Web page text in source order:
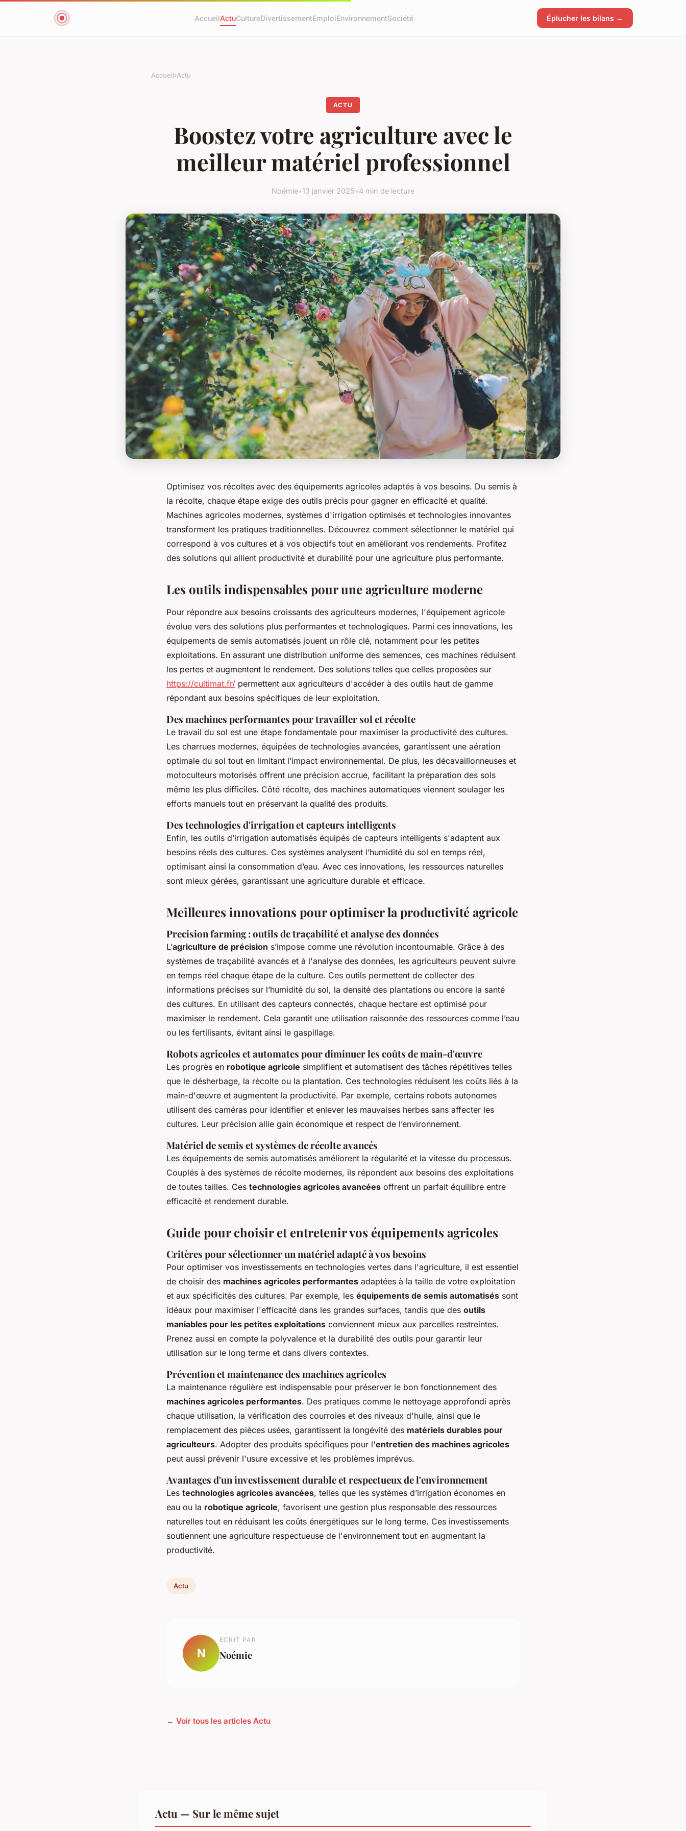
AccueilActuCultureDivertissementEmploiEnvironnementSociété Éplucher les bilans →
Accueil›Actu
ACTU
Boostez votre agriculture avec le
meilleur matériel professionnel
Noémie•13 janvier 2025•4 min de lecture
Optimisez vos récoltes avec des équipements agricoles adaptés à vos besoins. Du semis à
la récolte, chaque étape exige des outils précis pour gagner en efficacité et qualité.
Machines agricoles modernes, systèmes d'irrigation optimisés et technologies innovantes
transforment les pratiques traditionnelles. Découvrez comment sélectionner le matériel qui
correspond à vos cultures et à vos objectifs tout en améliorant vos rendements. Profitez
des solutions qui allient productivité et durabilité pour une agriculture plus performante.
Les outils indispensables pour une agriculture moderne
Pour répondre aux besoins croissants des agriculteurs modernes, l'équipement agricole
évolue vers des solutions plus performantes et technologiques. Parmi ces innovations, les
équipements de semis automatisés jouent un rôle clé, notamment pour les petites
exploitations. En assurant une distribution uniforme des semences, ces machines réduisent
les pertes et augmentent le rendement. Des solutions telles que celles proposées sur
https://cultimat.fr/ permettent aux agriculteurs d'accéder à des outils haut de gamme
répondant aux besoins spécifiques de leur exploitation.
Des machines performantes pour travailler sol et récolte
Le travail du sol est une étape fondamentale pour maximiser la productivité des cultures.
Les charrues modernes, équipées de technologies avancées, garantissent une aération
optimale du sol tout en limitant l’impact environnemental. De plus, les décavaillonneuses et
motoculteurs motorisés offrent une précision accrue, facilitant la préparation des sols
même les plus difficiles. Côté récolte, des machines automatiques viennent soulager les
efforts manuels tout en préservant la qualité des produits.
Des technologies d'irrigation et capteurs intelligents
Enfin, les outils d’irrigation automatisés équipés de capteurs intelligents s'adaptent aux
besoins réels des cultures. Ces systèmes analysent l’humidité du sol en temps réel,
optimisant ainsi la consommation d’eau. Avec ces innovations, les ressources naturelles
sont mieux gérées, garantissant une agriculture durable et efficace.
Meilleures innovations pour optimiser la productivité agricole
Precision farming : outils de traçabilité et analyse des données
L’agriculture de précision s’impose comme une révolution incontournable. Grâce à des
systèmes de traçabilité avancés et à l'analyse des données, les agriculteurs peuvent suivre
en temps réel chaque étape de la culture. Ces outils permettent de collecter des
informations précises sur l’humidité du sol, la densité des plantations ou encore la santé
des cultures. En utilisant des capteurs connectés, chaque hectare est optimisé pour
maximiser le rendement. Cela garantit une utilisation raisonnée des ressources comme l’eau
ou les fertilisants, évitant ainsi le gaspillage.
Robots agricoles et automates pour diminuer les coûts de main-d'œuvre
Les progrès en robotique agricole simplifient et automatisent des tâches répétitives telles
que le désherbage, la récolte ou la plantation. Ces technologies réduisent les coûts liés à la
main-d'œuvre et augmentent la productivité. Par exemple, certains robots autonomes
utilisent des caméras pour identifier et enlever les mauvaises herbes sans affecter les
cultures. Leur précision allie gain économique et respect de l’environnement.
Matériel de semis et systèmes de récolte avancés
Les équipements de semis automatisés améliorent la régularité et la vitesse du processus.
Couplés à des systèmes de récolte modernes, ils répondent aux besoins des exploitations
de toutes tailles. Ces technologies agricoles avancées offrent un parfait équilibre entre
efficacité et rendement durable.
Guide pour choisir et entretenir vos équipements agricoles
Critères pour sélectionner un matériel adapté à vos besoins
Pour optimiser vos investissements en technologies vertes dans l'agriculture, il est essentiel
de choisir des machines agricoles performantes adaptées à la taille de votre exploitation
et aux spécificités des cultures. Par exemple, les équipements de semis automatisés sont
idéaux pour maximiser l'efficacité dans les grandes surfaces, tandis que des outils
maniables pour les petites exploitations conviennent mieux aux parcelles restreintes.
Prenez aussi en compte la polyvalence et la durabilité des outils pour garantir leur
utilisation sur le long terme et dans divers contextes.
Prévention et maintenance des machines agricoles
La maintenance régulière est indispensable pour préserver le bon fonctionnement des
machines agricoles performantes. Des pratiques comme le nettoyage approfondi après
chaque utilisation, la vérification des courroies et des niveaux d'huile, ainsi que le
remplacement des pièces usées, garantissent la longévité des matériels durables pour
agriculteurs. Adopter des produits spécifiques pour l'entretien des machines agricoles
peut aussi prévenir l'usure excessive et les problèmes imprévus.
Avantages d'un investissement durable et respectueux de l'environnement
Les technologies agricoles avancées, telles que les systèmes d’irrigation économes en
eau ou la robotique agricole, favorisent une gestion plus responsable des ressources
naturelles tout en réduisant les coûts énergétiques sur le long terme. Ces investissements
soutiennent une agriculture respectueuse de l'environnement tout en augmentant la
productivité.
Actu
N
ECRIT PAR
Noémie
← Voir tous les articles Actu
Actu — Sur le même sujet